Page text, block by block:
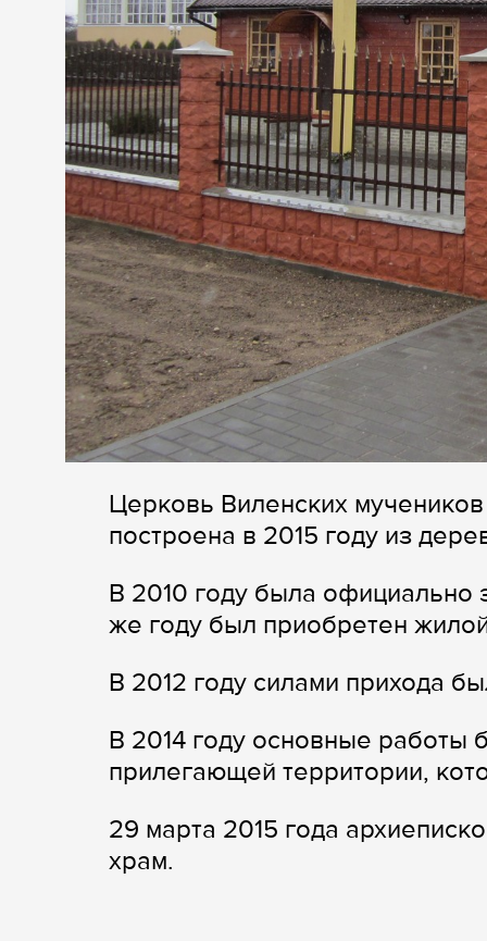
Церковь Виленских
построена в 2015 году из
В 2010 году была официально
же году был приобретен
В 2012 году силами прихода
В 2014 году основные работы
прилегающей территории,
29 марта 2015 года
храм.